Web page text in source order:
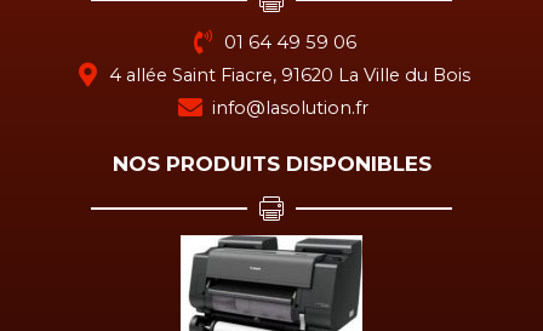
01 64 49 59 06
4 allée Saint Fiacre, 91620 La Ville du Bois
info@lasolution.fr
NOS PRODUITS DISPONIBLES